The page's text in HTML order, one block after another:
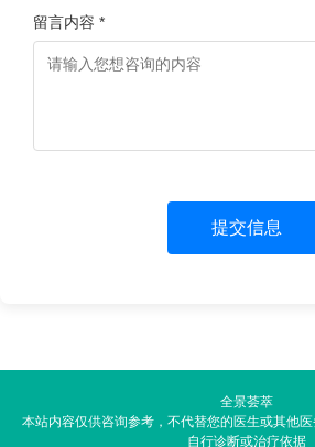
留言内容 *
提交信息
全景荟萃
本站内容仅供咨询参考，不代替您的医生或其他
自行诊断或治疗依据